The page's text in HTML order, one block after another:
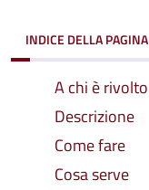
INDICE DELLA PAGINA
A chi è rivolto
Descrizione
Come fare
Cosa serve